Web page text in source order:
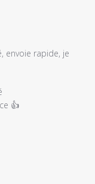
envoie rapide, je
👍